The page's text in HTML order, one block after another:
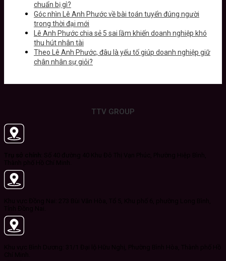
chuẩn bị gì?
Góc nhìn Lê Anh Phước về bài toán tuyển đúng người
trong thời đại mới
Lê Anh Phước chia sẻ 5 sai lầm khiến doanh nghiệp khó
thu hút nhân tài
Theo Lê Anh Phước, đâu là yếu tố giúp doanh nghiệp giữ
chân nhân sự giỏi?
TTV GROUP